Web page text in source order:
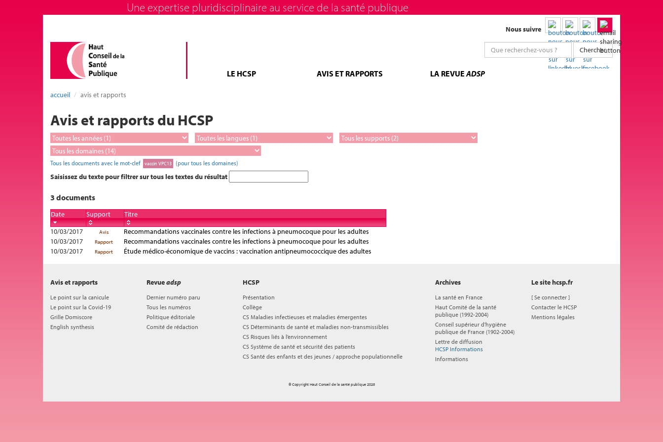
Une expertise pluridisciplinaire au service de la santé publique
Nous suivre
Chercher
LE HCSP AVIS ET RAPPORTS LA REVUEADSP
accueil avis et rapports
Avis et rapports du HCSP
Tous les documents avec le mot-clef vaccin VPC13 (pour tous les domaines)
Saisissez du texte pour filtrer sur tous les textes du résultat
3 documents
Date Support
Titre
10/03/2017
Avis
Recommandations vaccinales contre les infections à pneumocoque pour les adultes
10/03/2017
Rapport
Recommandations vaccinales contre les infections à pneumocoque pour les adultes
10/03/2017
Rapport Étude médico-économique de vaccins : vaccination antipneumococcique des adultes
HCSP
Présentation
Collège
CS Maladies infectieuses et maladies émergentes
CS Déterminants de santé et maladies non-transmissibles
CS Risques liés à l’environnement
CS Système de santé et sécurité des patients
CS Santé des enfants et des jeunes / approche populationnelle
Avis et rapports
Le point sur la canicule
Le point sur la Covid-19
Grille Domiscore
English synthesis
Revueadsp
Dernier numéro paru
Tous les numéros
Politique éditoriale
Comité de rédaction
Archives
La santé en France
Haut Comité de la santé
publique (1992-2004)
Conseil supérieur d'hygiène
publique de France (1902-2004)
Lettre de diffusion
HCSP Informations
Informations
Le site hcsp.fr
[Se connecter ]
Contacter le HCSP
Mentions légales
© Copyright Haut Conseil de la santé publique 2026